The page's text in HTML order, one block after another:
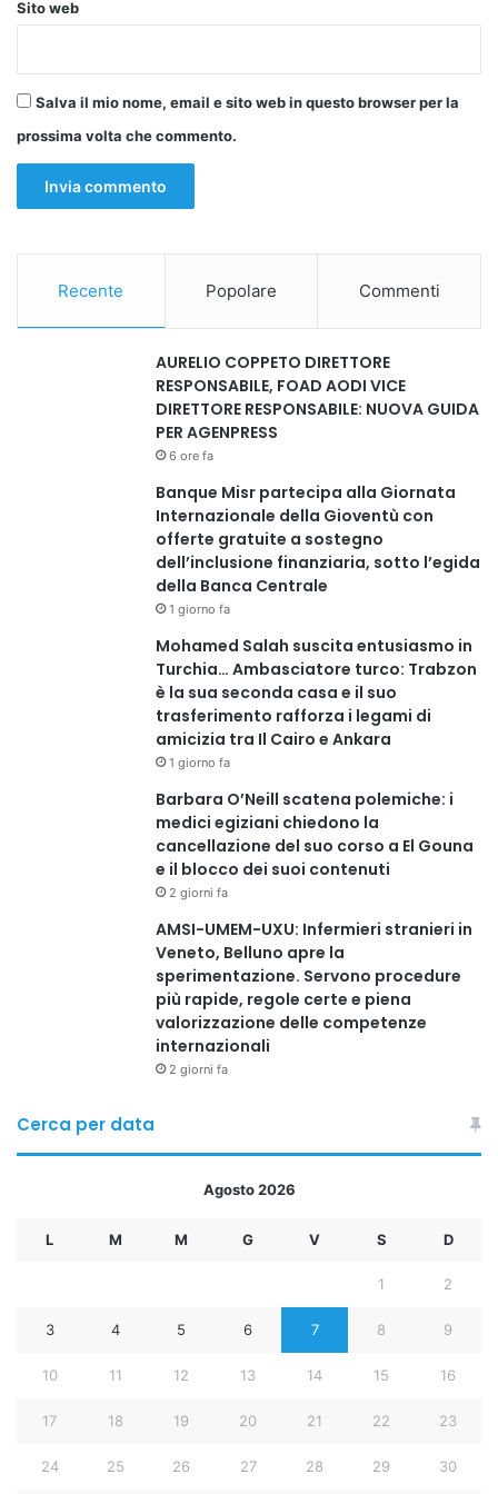
Sito web
Salva il mio nome, email e sito web in questo browser per la
prossima volta che commento.
Recente Popolare Commenti
AURELIO COPPETO DIRETTORE
RESPONSABILE, FOAD AODI VICE
DIRETTORE RESPONSABILE: NUOVA GUIDA
PER AGENPRESS
6 ore fa
Banque Misr partecipa alla Giornata
Internazionale della Gioventù con
offerte gratuite a sostegno
dell’inclusione finanziaria, sotto l’egida
della Banca Centrale
1 giorno fa
Mohamed Salah suscita entusiasmo in
Turchia… Ambasciatore turco: Trabzon
è la sua seconda casa e il suo
trasferimento rafforza i legami di
amicizia tra Il Cairo e Ankara
1 giorno fa
Barbara O’Neill scatena polemiche: i
medici egiziani chiedono la
cancellazione del suo corso a El Gouna
e il blocco dei suoi contenuti
2 giorni fa
AMSI-UMEM-UXU: Infermieri stranieri in
Veneto, Belluno apre la
sperimentazione. Servono procedure
più rapide, regole certe e piena
valorizzazione delle competenze
internazionali
2 giorni fa
Cerca per data
Agosto 2026
L M M G V S D
1 2
3 4 5 6 7 8 9
10 11 12 13 14 15 16
17 18 19 20 21 22 23
24 25 26 27 28 29 30